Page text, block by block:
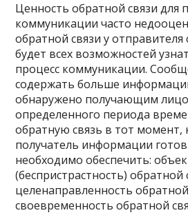
Ценность обратной связи для
коммуникации часто
обратной связи у
будет всех возможностей
процесс коммуникации.
содержать больше
обнаружено получающим
определенного периода
обратную связь в тот момент,
получатель информации
необходимо обеспечить:
(беспристрастность) обратной
целенаправленность обратной
своевременность обратной